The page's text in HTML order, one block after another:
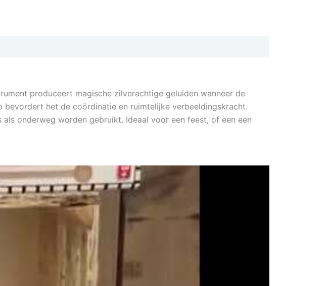
produceert magische zilverachtige geluiden wanneer de
het de coördinatie en ruimtelijke verbeeldingskracht.
onderweg worden gebruikt. Ideaal voor een feest, of een een